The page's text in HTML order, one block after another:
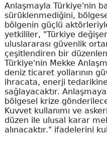
Anlaşmayla Türkiye'nin
sürüklenmediğini,
bölgenin güçlü
yetkililer, "Türkiye
uluslararası güvenlik
çeşitlendiren bir
Türkiye'nin Mekke
deniz ticaret yollarının
ihracata, enerji
sağlayacaktır.
bölgesel krize
Kuvvet kullanımı ve
düzen ile ulusal karar
alınacaktır." ifadelerini